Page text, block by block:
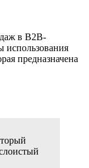
в B2B-
использования
предназначена